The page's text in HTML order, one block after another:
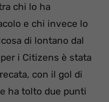
chi lo ha
e chi invece lo
di lontano dal
i Citizens è stata
con il gol di
ha tolto due punti